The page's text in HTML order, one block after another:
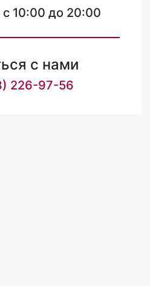
10:00 до 20:00
с нами
226-97-56